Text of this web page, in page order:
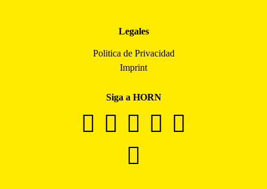
Legales
Politica de Privacidad
Imprint
Siga a HORN